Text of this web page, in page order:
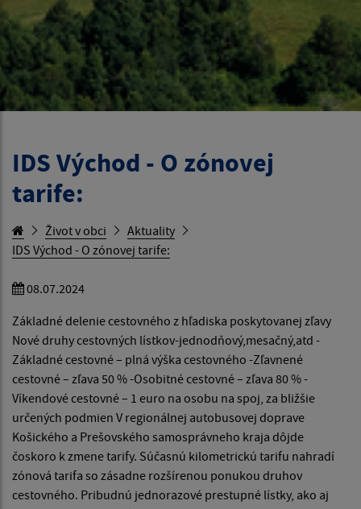
IDS Východ - O zónovej
tarife:
Život v obci
Aktuality
IDS Východ - O zónovej tarife:
08.07.2024
Základné delenie cestovného z hľadiska poskytovanej zľavy
Nové druhy cestovných lístkov-jednodňový,mesačný,atd -
Základné cestovné – plná výška cestovného -Zľavnené
cestovné – zľava 50 % -Osobitné cestovné – zľava 80 % -
Víkendové cestovné – 1 euro na osobu na spoj, za bližšie
určených podmien V regionálnej autobusovej doprave
Košického a Prešovského samosprávneho kraja dôjde
čoskoro k zmene tarify. Súčasnú kilometrickú tarifu nahradí
zónová tarifa so zásadne rozšírenou ponukou druhov
cestovného. Pribudnú jednorazové prestupné lístky, ako aj